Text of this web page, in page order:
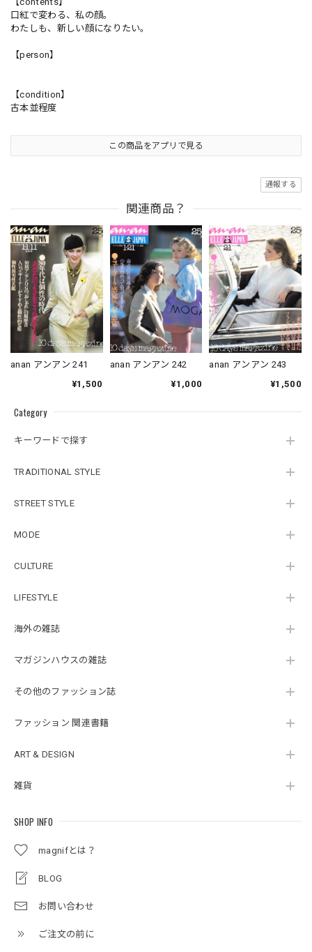
Category
キーワードで探す
TRADITIONAL STYLE
STREET STYLE
MODE
CULTURE
LIFESTYLE
海外の雑誌
マガジンハウスの雑誌
その他のファッション誌
ファッション 関連書籍
ART & DESIGN
雑貨
SHOP INFO
magnifとは？
BLOG
お問い合わせ
ご注文の前に
口紅で変わる、私の顔。
わたしも、新しい顔になりたい。
【person】
【condition】
古本並程度
この商品をアプリで見る
通報する
関連商品？
anan アンアン 241
¥1,500
anan アンアン 242
¥1,000
anan アンアン 243
¥1,500